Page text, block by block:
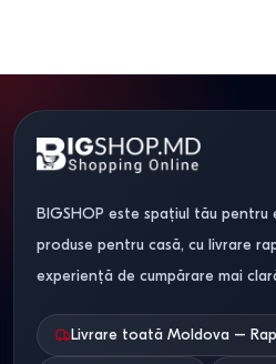
BIGSHOP este spațiul tău
produse pentru casă, cu livrare
experiență de cumpărare mai
Livrare toată Moldova –